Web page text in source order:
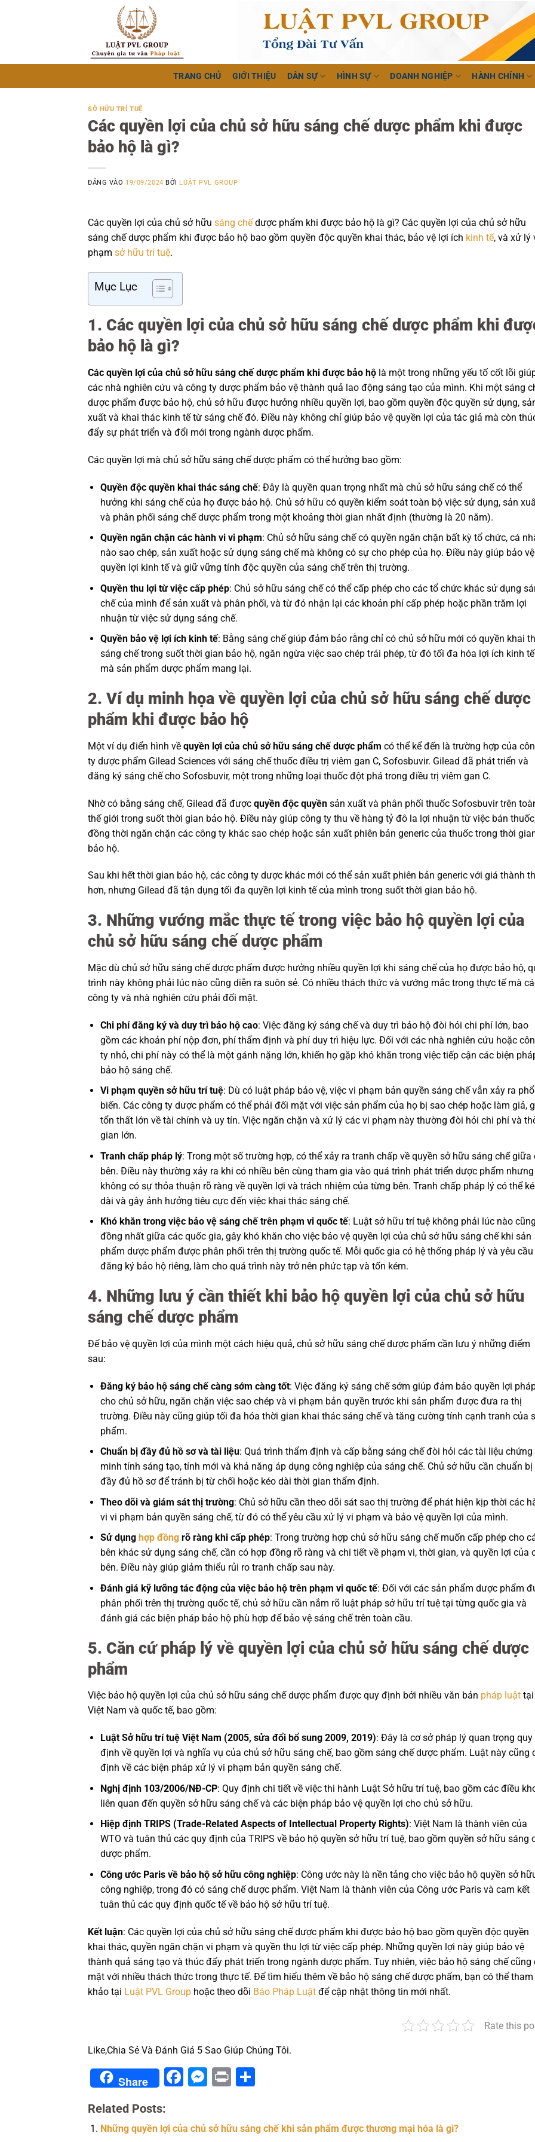
TRANG CHỦ GIỚI THIỆU DÂN SỰ HÌNH SỰ DOANH NGHIỆP HÀNH CHÍNH
SỞ HỮU TRÍ TUỆ
Các quyền lợi của chủ sở hữu sáng chế dược phẩm khi được
bảo hộ là gì?
ĐĂNG VÀO 19/09/2024 BỞI LUẬT PVL GROUP
Các quyền lợi của chủ sở hữu sáng chếdược phẩm khi được bảo hộ là gì? Các quyền lợi của chủ sở hữu
sáng chế dược phẩm khi được bảo hộ bao gồm quyền độc quyền khai thác, bảo vệ lợi ích kinh tế, và xử lý
phạm sở hữu trí tuệ.
Mục Lục
1. Các quyền lợi của chủ sở hữu sáng chế dược phẩm khi
bảo hộ là gì?
Các quyền lợi của chủ sở hữu sáng chế dược phẩm khi được bảo hộ là một trong những yếu tố cốt lõi
các nhà nghiên cứu và công ty dược phẩm bảo vệ thành quả lao động sáng tạo của mình. Khi một sáng
dược phẩm được bảo hộ, chủ sở hữu được hưởng nhiều quyền lợi, bao gồm quyền độc quyền sử dụng,
xuất và khai thác kinh tế từ sáng chế đó. Điều này không chỉ giúp bảo vệ quyền lợi của tác giả mà còn
đẩy sự phát triển và đổi mới trong ngành dược phẩm.
Các quyền lợi mà chủ sở hữu sáng chế dược phẩm có thể hưởng bao gồm:
Quyền độc quyền khai thác sáng chế: Đây là quyền quan trọng nhất mà chủ sở hữu sáng chế có thể
hưởng khi sáng chế của họ được bảo hộ. Chủ sở hữu có quyền kiểm soát toàn bộ việc sử dụng, sản
và phân phối sáng chế dược phẩm trong một khoảng thời gian nhất định (thường là 20 năm).
Quyền ngăn chặn các hành vi vi phạm: Chủ sở hữu sáng chế có quyền ngăn chặn bất kỳ tổ chức, cá
nào sao chép, sản xuất hoặc sử dụng sáng chế mà không có sự cho phép của họ. Điều này giúp bảo vệ
quyền lợi kinh tế và giữ vững tính độc quyền của sáng chế trên thị trường.
Quyền thu lợi từ việc cấp phép: Chủ sở hữu sáng chế có thể cấp phép cho các tổ chức khác sử dụng
chế của mình để sản xuất và phân phối, và từ đó nhận lại các khoản phí cấp phép hoặc phần trăm lợi
nhuận từ việc sử dụng sáng chế.
Quyền bảo vệ lợi ích kinh tế: Bằng sáng chế giúp đảm bảo rằng chỉ có chủ sở hữu mới có quyền khai
sáng chế trong suốt thời gian bảo hộ, ngăn ngừa việc sao chép trái phép, từ đó tối đa hóa lợi ích kinh tế
mà sản phẩm dược phẩm mang lại.
2. Ví dụ minh họa về quyền lợi của chủ sở hữu sáng chế dược
phẩm khi được bảo hộ
Một ví dụ điển hình về quyền lợi của chủ sở hữu sáng chế dược phẩm có thể kể đến là trường hợp của
ty dược phẩm Gilead Sciences với sáng chế thuốc điều trị viêm gan C, Sofosbuvir. Gilead đã phát triển và
đăng ký sáng chế cho Sofosbuvir, một trong những loại thuốc đột phá trong điều trị viêm gan C.
Nhờ có bằng sáng chế, Gilead đã được quyền độc quyền sản xuất và phân phối thuốc Sofosbuvir trên
thế giới trong suốt thời gian bảo hộ. Điều này giúp công ty thu về hàng tỷ đô la lợi nhuận từ việc bán
đồng thời ngăn chặn các công ty khác sao chép hoặc sản xuất phiên bản generic của thuốc trong thời
bảo hộ.
Sau khi hết thời gian bảo hộ, các công ty dược khác mới có thể sản xuất phiên bản generic với giá thành
hơn, nhưng Gilead đã tận dụng tối đa quyền lợi kinh tế của mình trong suốt thời gian bảo hộ.
3. Những vướng mắc thực tế trong việc bảo hộ quyền lợi của
chủ sở hữu sáng chế dược phẩm
Mặc dù chủ sở hữu sáng chế dược phẩm được hưởng nhiều quyền lợi khi sáng chế của họ được bảo hộ,
trình này không phải lúc nào cũng diễn ra suôn sẻ. Có nhiều thách thức và vướng mắc trong thực tế mà
công ty và nhà nghiên cứu phải đối mặt.
Chi phí đăng ký và duy trì bảo hộ cao: Việc đăng ký sáng chế và duy trì bảo hộ đòi hỏi chi phí lớn, bao
gồm các khoản phí nộp đơn, phí thẩm định và phí duy trì hiệu lực. Đối với các nhà nghiên cứu hoặc
ty nhỏ, chi phí này có thể là một gánh nặng lớn, khiến họ gặp khó khăn trong việc tiếp cận các biện
bảo hộ sáng chế.
Vi phạm quyền sở hữu trí tuệ: Dù có luật pháp bảo vệ, việc vi phạm bản quyền sáng chế vẫn xảy ra phổ
biến. Các công ty dược phẩm có thể phải đối mặt với việc sản phẩm của họ bị sao chép hoặc làm giả,
tổn thất lớn về tài chính và uy tín. Việc ngăn chặn và xử lý các vi phạm này thường đòi hỏi chi phí và
gian lớn.
Tranh chấp pháp lý: Trong một số trường hợp, có thể xảy ra tranh chấp về quyền sở hữu sáng chế giữa
bên. Điều này thường xảy ra khi có nhiều bên cùng tham gia vào quá trình phát triển dược phẩm nhưng
không có sự thỏa thuận rõ ràng về quyền lợi và trách nhiệm của từng bên. Tranh chấp pháp lý có thể
dài và gây ảnh hưởng tiêu cực đến việc khai thác sáng chế.
Khó khăn trong việc bảo vệ sáng chế trên phạm vi quốc tế: Luật sở hữu trí tuệ không phải lúc nào cũng
đồng nhất giữa các quốc gia, gây khó khăn cho việc bảo vệ quyền lợi của chủ sở hữu sáng chế khi sản
phẩm dược phẩm được phân phối trên thị trường quốc tế. Mỗi quốc gia có hệ thống pháp lý và yêu cầu
đăng ký bảo hộ riêng, làm cho quá trình này trở nên phức tạp và tốn kém.
4. Những lưu ý cần thiết khi bảo hộ quyền lợi của chủ sở hữu
sáng chế dược phẩm
Để bảo vệ quyền lợi của mình một cách hiệu quả, chủ sở hữu sáng chế dược phẩm cần lưu ý những điểm
sau:
Đăng ký bảo hộ sáng chế càng sớm càng tốt: Việc đăng ký sáng chế sớm giúp đảm bảo quyền lợi
cho chủ sở hữu, ngăn chặn việc sao chép và vi phạm bản quyền trước khi sản phẩm được đưa ra thị
trường. Điều này cũng giúp tối đa hóa thời gian khai thác sáng chế và tăng cường tính cạnh tranh của
phẩm.
Chuẩn bị đầy đủ hồ sơ và tài liệu: Quá trình thẩm định và cấp bằng sáng chế đòi hỏi các tài liệu chứng
minh tính sáng tạo, tính mới và khả năng áp dụng công nghiệp của sáng chế. Chủ sở hữu cần chuẩn bị
đầy đủ hồ sơ để tránh bị từ chối hoặc kéo dài thời gian thẩm định.
Theo dõi và giám sát thị trường: Chủ sở hữu cần theo dõi sát sao thị trường để phát hiện kịp thời các
vi vi phạm bản quyền sáng chế, từ đó có thể yêu cầu xử lý vi phạm và bảo vệ quyền lợi của mình.
Sử dụnghợp đồngrõ ràng khi cấp phép: Trong trường hợp chủ sở hữu sáng chế muốn cấp phép cho
bên khác sử dụng sáng chế, cần có hợp đồng rõ ràng và chi tiết về phạm vi, thời gian, và quyền lợi của
bên. Điều này giúp giảm thiểu rủi ro tranh chấp sau này.
Đánh giá kỹ lưỡng tác động của việc bảo hộ trên phạm vi quốc tế: Đối với các sản phẩm dược phẩm
phân phối trên thị trường quốc tế, chủ sở hữu cần nắm rõ luật pháp sở hữu trí tuệ tại từng quốc gia và
đánh giá các biện pháp bảo hộ phù hợp để bảo vệ sáng chế trên toàn cầu.
5. Căn cứ pháp lý về quyền lợi của chủ sở hữu sáng chế dược
phẩm
Việc bảo hộ quyền lợi của chủ sở hữu sáng chế dược phẩm được quy định bởi nhiều văn bản pháp luật tại
Việt Nam và quốc tế, bao gồm:
Luật Sở hữu trí tuệ Việt Nam (2005, sửa đổi bổ sung 2009, 2019): Đây là cơ sở pháp lý quan trọng quy
định về quyền lợi và nghĩa vụ của chủ sở hữu sáng chế, bao gồm sáng chế dược phẩm. Luật này cũng
định về các biện pháp xử lý vi phạm bản quyền sáng chế.
Nghị định 103/2006/NĐ-CP: Quy định chi tiết về việc thi hành Luật Sở hữu trí tuệ, bao gồm các điều
liên quan đến quyền sở hữu sáng chế và các biện pháp bảo vệ quyền lợi cho chủ sở hữu.
Hiệp định TRIPS (Trade-Related Aspects of Intellectual Property Rights): Việt Nam là thành viên của
WTO và tuân thủ các quy định của TRIPS về bảo hộ quyền sở hữu trí tuệ, bao gồm quyền sở hữu sáng
dược phẩm.
Công ước Paris về bảo hộ sở hữu công nghiệp: Công ước này là nền tảng cho việc bảo hộ quyền sở
công nghiệp, trong đó có sáng chế dược phẩm. Việt Nam là thành viên của Công ước Paris và cam kết
tuân thủ các quy định quốc tế về bảo hộ sở hữu trí tuệ.
Kết luận: Các quyền lợi của chủ sở hữu sáng chế dược phẩm khi được bảo hộ bao gồm quyền độc quyền
khai thác, quyền ngăn chặn vi phạm và quyền thu lợi từ việc cấp phép. Những quyền lợi này giúp bảo vệ
thành quả sáng tạo và thúc đẩy phát triển trong ngành dược phẩm. Tuy nhiên, việc bảo hộ sáng chế cũng
mặt với nhiều thách thức trong thực tế. Để tìm hiểu thêm về bảo hộ sáng chế dược phẩm, bạn có thể tham
khảo tại Luật PVL Group hoặc theo dõi Báo Pháp Luật để cập nhật thông tin mới nhất.
Rate this
Like,Chia Sẻ Và Đánh Giá 5 Sao Giúp Chúng Tôi.
Share Facebook
Messenger
Print
Related Posts:
Những quyền lợi của chủ sở hữu sáng chế khi sản phẩm được thương mại hóa là gì?